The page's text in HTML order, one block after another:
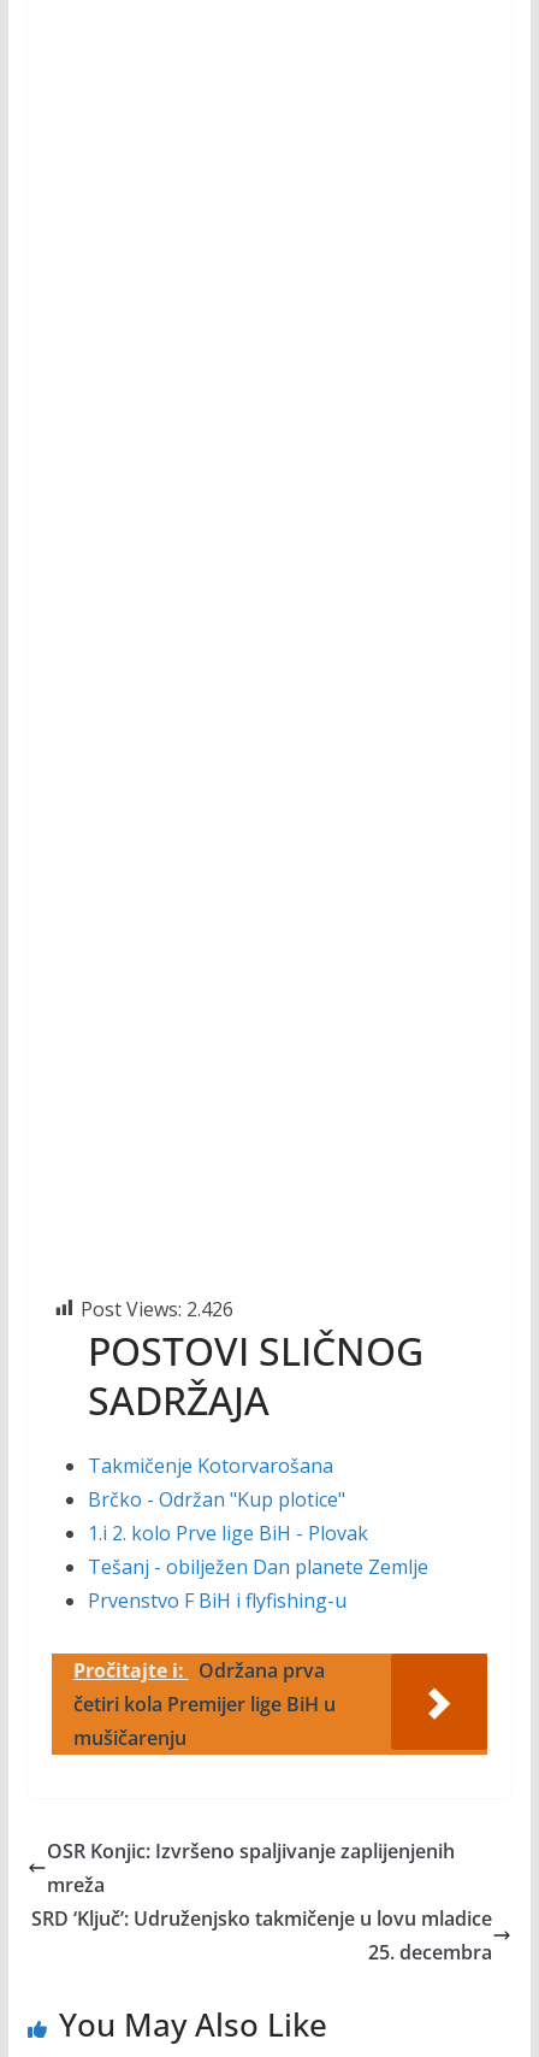
Post Views: 2.426
POSTOVI SLIČNOG
SADRŽAJA
Takmičenje Kotorvarošana
Brčko - Održan "Kup plotice"
1.i 2. kolo Prve lige BiH - Plovak
Tešanj - obilježen Dan planete Zemlje
Prvenstvo F BiH i flyfishing-u
Pročitajte i:
Održana prva
četiri kola Premijer lige BiH u
mušičarenju
OSR Konjic: Izvršeno spaljivanje zaplijenjenih
mreža
SRD ‘Ključ’: Udruženjsko takmičenje u lovu mladice
25. decembra
You May Also Like